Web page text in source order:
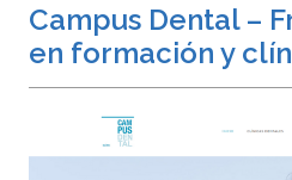
Campus Dental –
en formación y